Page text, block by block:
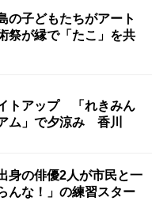
の子どもたちがアート
が縁で「たこ」を共
トアップ 「れきみん
ム」で夕涼み 香川
身の俳優2人が市民と一
な！」の練習スター